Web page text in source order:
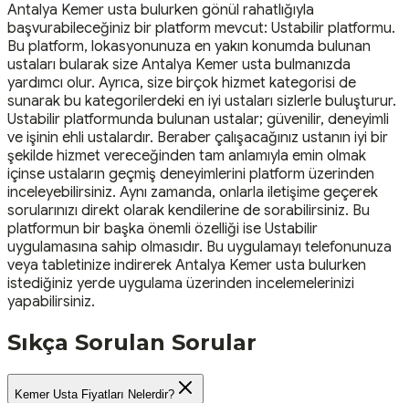
Antalya Kemer usta bulurken gönül rahatlığıyla
başvurabileceğiniz bir platform mevcut: Ustabilir platformu.
Bu platform, lokasyonunuza en yakın konumda bulunan
ustaları bularak size Antalya Kemer usta bulmanızda
yardımcı olur. Ayrıca, size birçok hizmet kategorisi de
sunarak bu kategorilerdeki en iyi ustaları sizlerle buluşturur.
Ustabilir platformunda bulunan ustalar; güvenilir, deneyimli
ve işinin ehli ustalardır. Beraber çalışacağınız ustanın iyi bir
şekilde hizmet vereceğinden tam anlamıyla emin olmak
içinse ustaların geçmiş deneyimlerini platform üzerinden
inceleyebilirsiniz. Aynı zamanda, onlarla iletişime geçerek
sorularınızı direkt olarak kendilerine de sorabilirsiniz. Bu
platformun bir başka önemli özelliği ise Ustabilir
uygulamasına sahip olmasıdır. Bu uygulamayı telefonunuza
veya tabletinize indirerek Antalya Kemer usta bulurken
istediğiniz yerde uygulama üzerinden incelemelerinizi
yapabilirsiniz.
Sıkça Sorulan Sorular
Kemer Usta Fiyatları Nelerdir?